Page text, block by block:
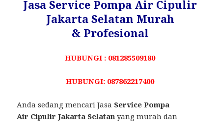
Jasa Service Pompa Air Cipulir
Jakarta Selatan Murah
& Profesional
HUBUNGI : 081285509180
HUBUNGI: 087862217400
Anda sedang mencari Jasa Service Pompa
Air Cipulir Jakarta Selatan yang murah dan